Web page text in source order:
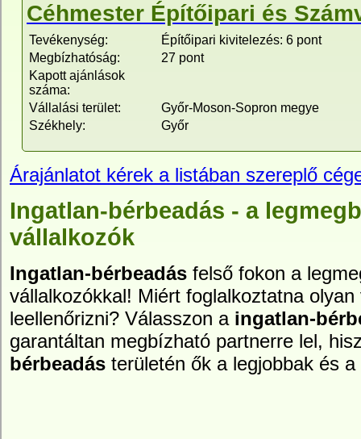
Céhmester Építőipari és
Tevékenység:
Építőipari kivitelezés: 6 pont
Megbízhatóság:
27 pont
Kapott ajánlások
száma:
Vállalási terület:
Győr-Moson-Sopron megye
Székhely:
Győr
Árajánlatot kérek a listában szereplő
Ingatlan-bérbeadás - a
vállalkozók
Ingatlan-bérbeadás felső fokon a
vállalkozókkal! Miért foglalkoztatna
leellenőrizni? Válasszon a ingatlan-
garantáltan megbízható partnerre lel,
bérbeadás területén ők a legjobbak és